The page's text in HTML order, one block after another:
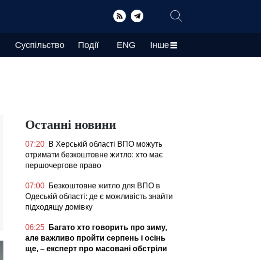
Суспільство Події ENG Інше
Останні новини
07:20 В Херській області ВПО можуть
отримати безкоштовне житло: хто має
першочергове право
07:00 Безкоштовне житло для ВПО в
Одеській області: де є можливість знайти
підходящу домівку
06:25
Багато хто говорить про зиму,
але важливо пройти серпень і осінь
ще, – експерт про масовані обстріли